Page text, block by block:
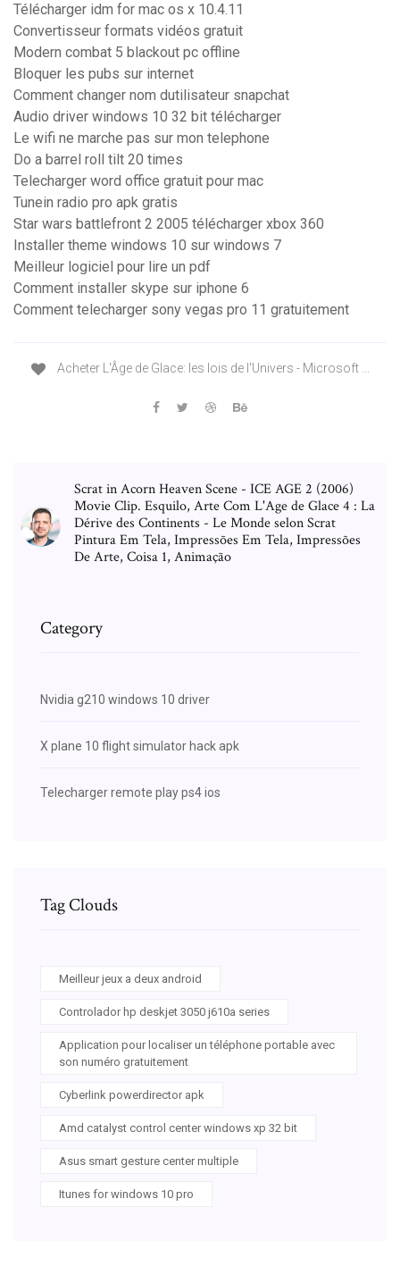
Télécharger idm for mac os x 10.4.11
Convertisseur formats vidéos gratuit
Modern combat 5 blackout pc offline
Bloquer les pubs sur internet
Comment changer nom dutilisateur snapchat
Audio driver windows 10 32 bit télécharger
Le wifi ne marche pas sur mon telephone
Do a barrel roll tilt 20 times
Telecharger word office gratuit pour mac
Tunein radio pro apk gratis
Star wars battlefront 2 2005 télécharger xbox 360
Installer theme windows 10 sur windows 7
Meilleur logiciel pour lire un pdf
Comment installer skype sur iphone 6
Comment telecharger sony vegas pro 11 gratuitement
Acheter L'Âge de Glace: les lois de l'Univers - Microsoft ...
Scrat in Acorn Heaven Scene - ICE AGE 2 (2006)
Movie Clip. Esquilo, Arte Com L'Age de Glace 4 : La
Dérive des Continents - Le Monde selon Scrat
Pintura Em Tela, Impressões Em Tela, Impressões
De Arte, Coisa 1, Animação
Category
Nvidia g210 windows 10 driver
X plane 10 flight simulator hack apk
Telecharger remote play ps4 ios
Tag Clouds
Meilleur jeux a deux android
Controlador hp deskjet 3050 j610a series
Application pour localiser un téléphone portable avec
son numéro gratuitement
Cyberlink powerdirector apk
Amd catalyst control center windows xp 32 bit
Asus smart gesture center multiple
Itunes for windows 10 pro